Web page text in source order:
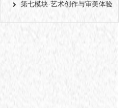
第七模块·艺术创作与审美体验